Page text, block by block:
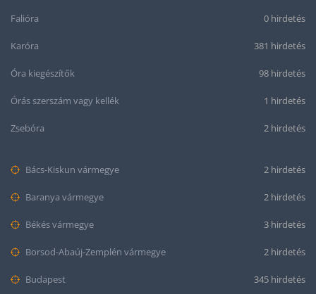
Falióra 0 hirdetés
Karóra 381 hirdetés
Óra kiegészítők 98 hirdetés
Órás szerszám vagy kellék 1 hirdetés
Zsebóra 2 hirdetés
Bács-Kiskun vármegye 2 hirdetés
Baranya vármegye 2 hirdetés
Békés vármegye 3 hirdetés
Borsod-Abaúj-Zemplén vármegye 2 hirdetés
Budapest 345 hirdetés